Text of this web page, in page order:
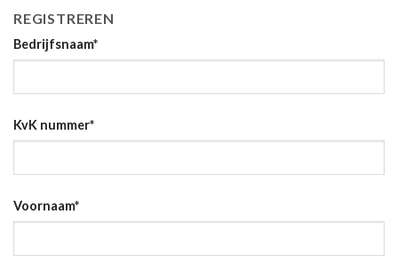
REGISTREREN
Bedrijfsnaam*
KvK nummer*
Voornaam*